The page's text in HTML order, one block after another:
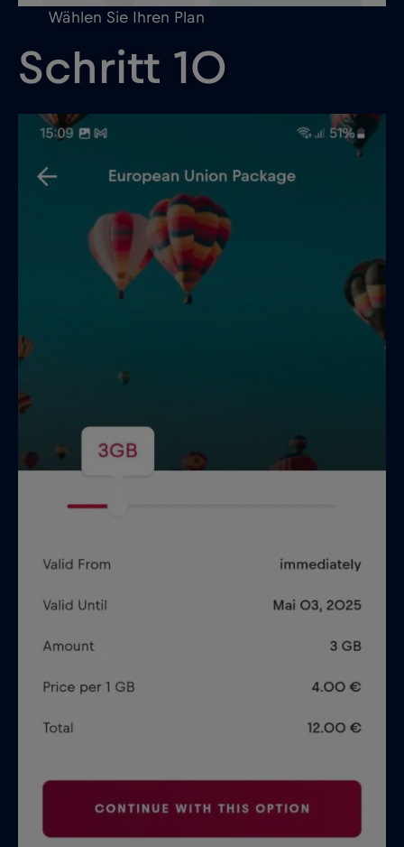
Wählen Sie Ihren Plan
Schritt 10